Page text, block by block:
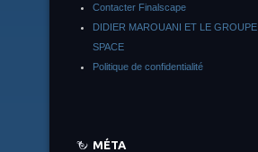
Contacter Finalscape
DIDIER MAROUANI ET LE GROUPE
SPACE
Politique de confidentialité
MÉTA